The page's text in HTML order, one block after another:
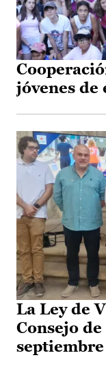
jóvenes de
La Ley de
Consejo
septiembre